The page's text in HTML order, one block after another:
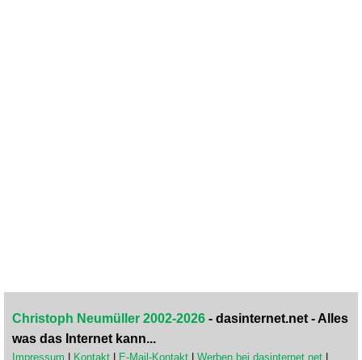
Christoph Neumüller 2002-2026 - dasinternet.net - Alles
was das Internet kann...
Impressum Kontakt E-Mail-Kontakt Werben bei dasinternet.net